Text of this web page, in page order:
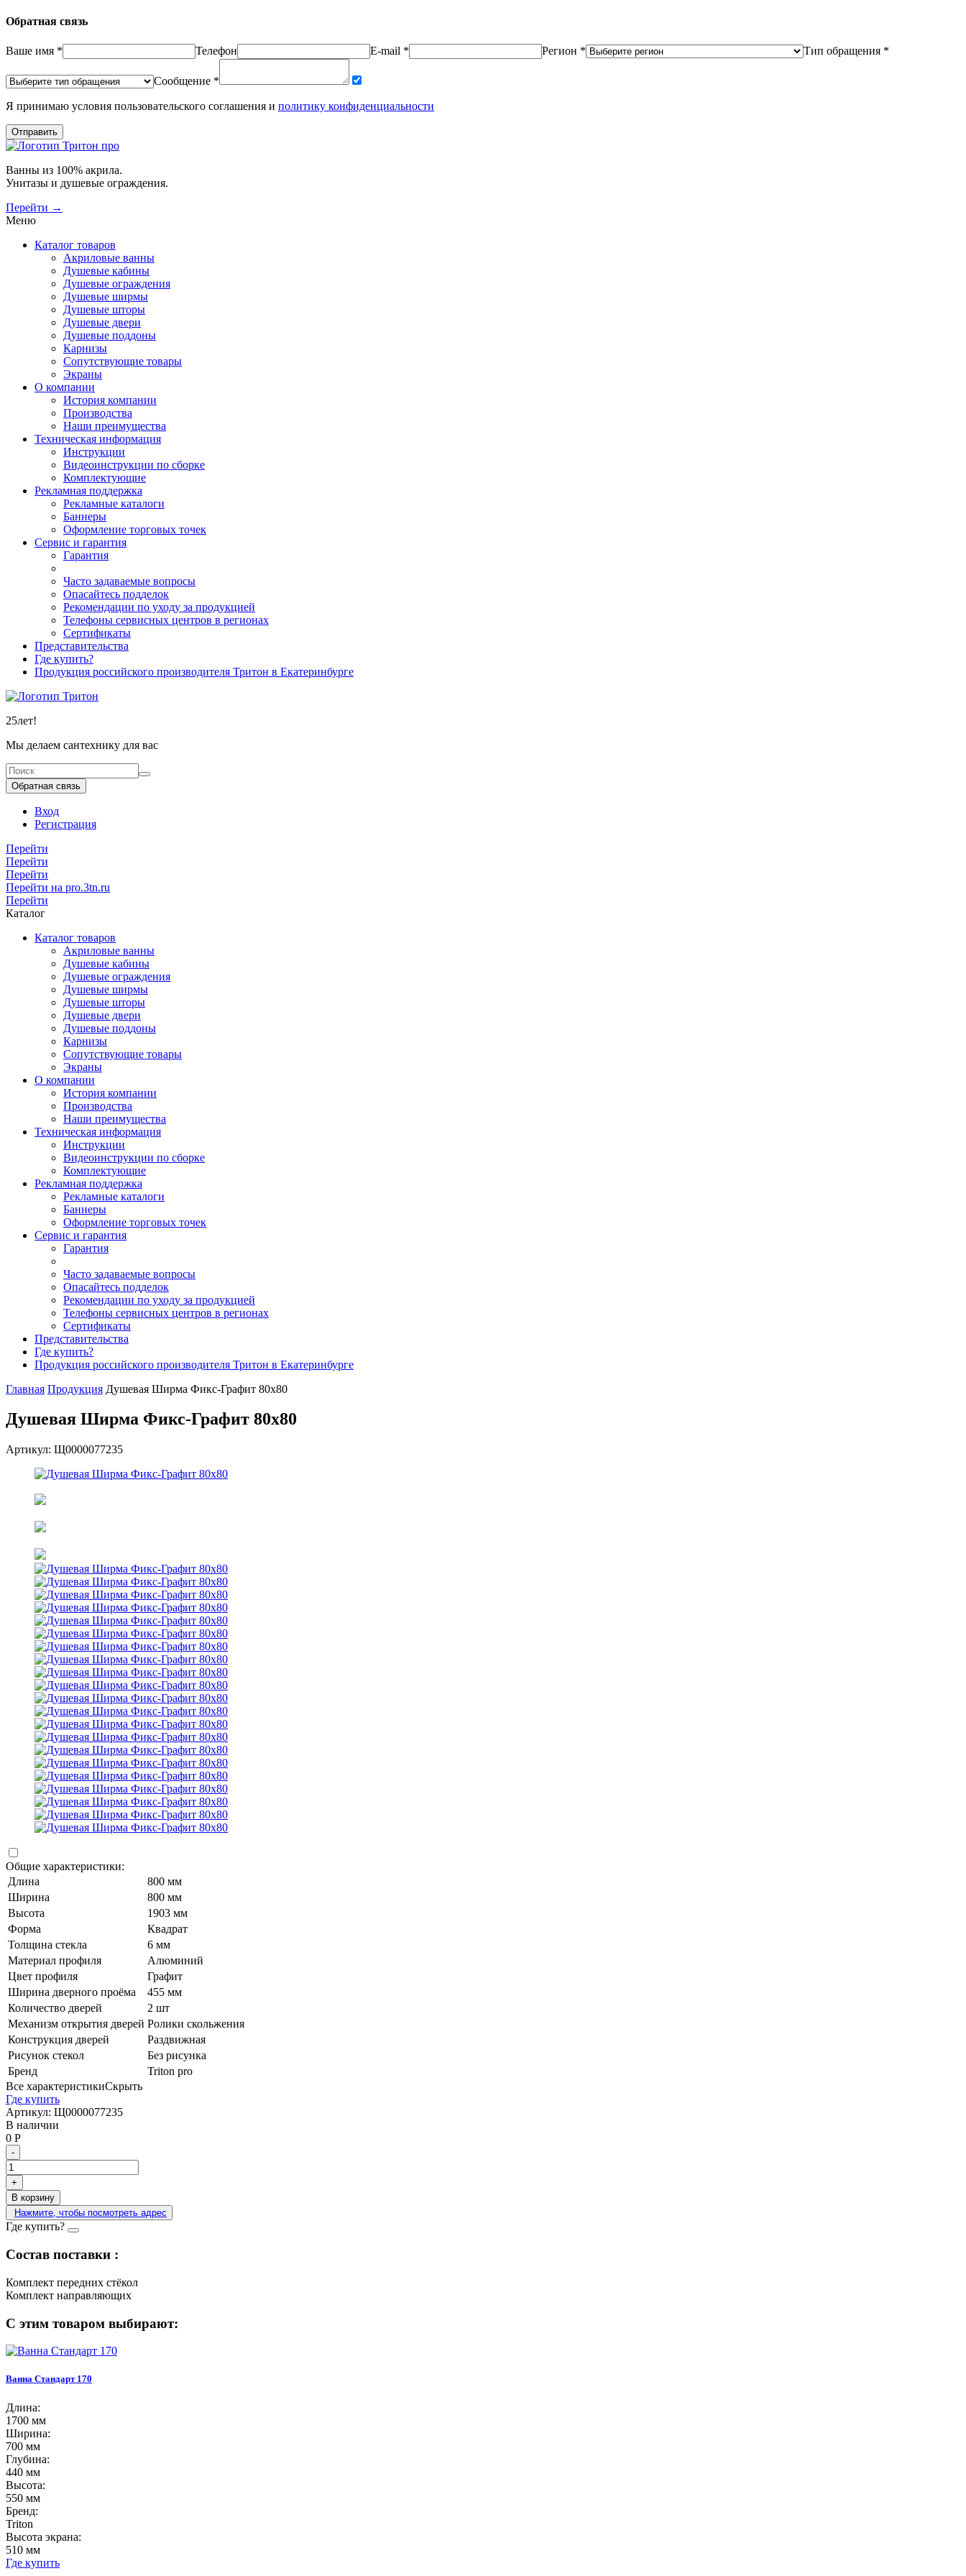
Обратная связь
Ваше имя * Телефон E-mail * Регион * Тип обращения *
Сообщение *
Я принимаю условия пользовательского соглашения и политику конфиденциальности
Отправить
Ванны из 100% акрила.
Унитазы и душевые ограждения.
Перейти →
Меню
Каталог товаров
Акриловые ванны
Душевые кабины
Душевые ограждения
Душевые ширмы
Душевые шторы
Душевые двери
Душевые поддоны
Карнизы
Сопутствующие товары
Экраны
О компании
История компании
Производства
Наши преимущества
Техническая информация
Инструкции
Видеоинструкции по сборке
Комплектующие
Рекламная поддержка
Рекламные каталоги
Баннеры
Оформление торговых точек
Сервис и гарантия
Гарантия
Часто задаваемые вопросы
Опасайтесь подделок
Рекомендации по уходу за продукцией
Телефоны сервисных центров в регионах
Сертификаты
Представительства
Где купить?
Продукция российского производителя Тритон в Екатеринбурге
25лет!
Мы делаем сантехнику для вас
Обратная связь
Вход
Регистрация
Перейти
Перейти
Перейти
Перейти на pro.3tn.ru
Перейти
Каталог
Каталог товаров
Акриловые ванны
Душевые кабины
Душевые ограждения
Душевые ширмы
Душевые шторы
Душевые двери
Душевые поддоны
Карнизы
Сопутствующие товары
Экраны
О компании
История компании
Производства
Наши преимущества
Техническая информация
Инструкции
Видеоинструкции по сборке
Комплектующие
Рекламная поддержка
Рекламные каталоги
Баннеры
Оформление торговых точек
Сервис и гарантия
Гарантия
Часто задаваемые вопросы
Опасайтесь подделок
Рекомендации по уходу за продукцией
Телефоны сервисных центров в регионах
Сертификаты
Представительства
Где купить?
Продукция российского производителя Тритон в Екатеринбурге
Главная Продукция Душевая Ширма Фикс-Графит 80х80
Душевая Ширма Фикс-Графит 80х80
Артикул: Щ0000077235
Общие характеристики:
Длина
800 мм
Ширина
800 мм
Высота
1903 мм
Форма
Квадрат
Толщина стекла
6 мм
Материал профиля
Алюминий
Цвет профиля
Графит
Ширина дверного проёма
455 мм
Количество дверей
2 шт
Механизм открытия дверей Ролики скольжения
Конструкция дверей
Раздвижная
Рисунок стекол
Без рисунка
Бренд
Triton pro
Все характеристикиСкрыть
Где купить
Артикул: Щ0000077235
В наличии
0 Р
-
+
В корзину
Нажмите, чтобы посмотреть адрес
Где купить?
Состав поставки :
Комплект передних стёкол
Комплект направляющих
С этим товаром выбирают:
Ванна Стандарт 170
Длина:
1700 мм
Ширина:
700 мм
Глубина:
440 мм
Высота:
550 мм
Бренд:
Triton
Высота экрана:
510 мм
Где купить